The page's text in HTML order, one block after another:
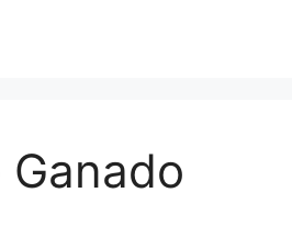
Ganado